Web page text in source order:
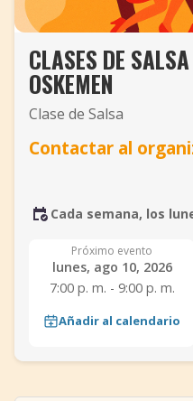
Videos
Glosario
TuneTempo
CLASES DE
OSKEMEN
Clase de Salsa
Contactar al
Cada semana, los
Próximo evento
lunes, ago 10, 2026
7:00 p. m. - 9:00 p. m.
Añadir al calendario